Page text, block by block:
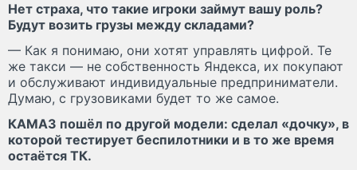
Нет страха, что такие игроки займут вашу роль?
Будут возить грузы между складами?
— Как я понимаю, они хотят управлять цифрой. Те
же такси — не собственность Яндекса, их покупают
и обслуживают индивидуальные предприниматели.
Думаю, с грузовиками будет то же самое.
КАМАЗ пошёл по другой модели: сделал «дочку», в
которой тестирует беспилотники и в то же время
остаётся ТК.